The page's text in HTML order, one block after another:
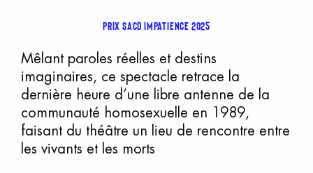
Prix SACD Impatience 2025
Mêlant paroles réelles et destins
imaginaires, ce spectacle retrace la
dernière heure d’une libre antenne de la
communauté homosexuelle en 1989,
faisant du théâtre un lieu de rencontre entre
les vivants et les morts